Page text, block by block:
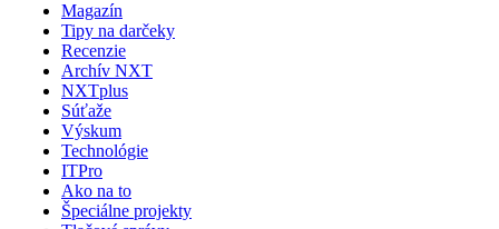
Magazín
Tipy na darčeky
Recenzie
Archív NXT
NXTplus
Súťaže
Výskum
Technológie
ITPro
Ako na to
Špeciálne projekty